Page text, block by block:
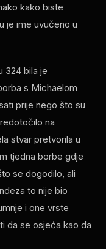
kako biste
je ime uvučeno u
324 bila je
s Michaelom
prije nego što su
na
stvar pretvorila u
tjedna borbe gdje
se dogodilo, ali
to nije bio
i one vrste
da se osjeća kao da